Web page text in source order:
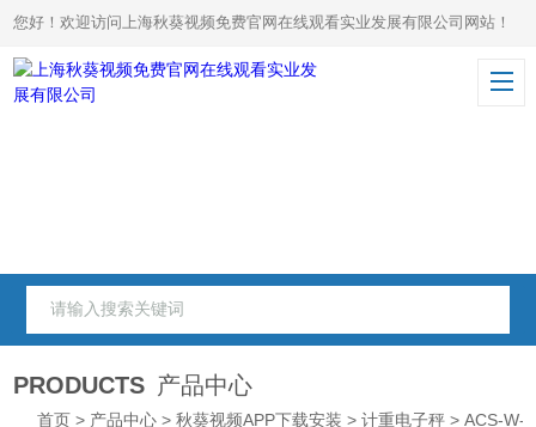
您好！欢迎访问上海秋葵视频免费官网在线观看实业发展有限公司网站！
PRODUCTS 产品中心
首页 > 产品中心 >秋葵视频APP下载安装 >计重电子秤 > ACS-W-